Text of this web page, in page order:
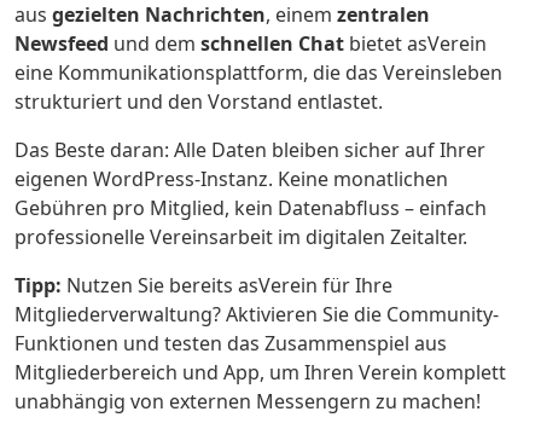
aus gezielten Nachrichten, einem zentralen
Newsfeed und dem schnellen Chat bietet asVerein
eine Kommunikationsplattform, die das Vereinsleben
strukturiert und den Vorstand entlastet.
Das Beste daran: Alle Daten bleiben sicher auf Ihrer
eigenen WordPress-Instanz. Keine monatlichen
Gebühren pro Mitglied, kein Datenabfluss – einfach
professionelle Vereinsarbeit im digitalen Zeitalter.
Tipp: Nutzen Sie bereits asVerein für Ihre
Mitgliederverwaltung? Aktivieren Sie die Community-
Funktionen und testen das Zusammenspiel aus
Mitgliederbereich und App, um Ihren Verein komplett
unabhängig von externen Messengern zu machen!